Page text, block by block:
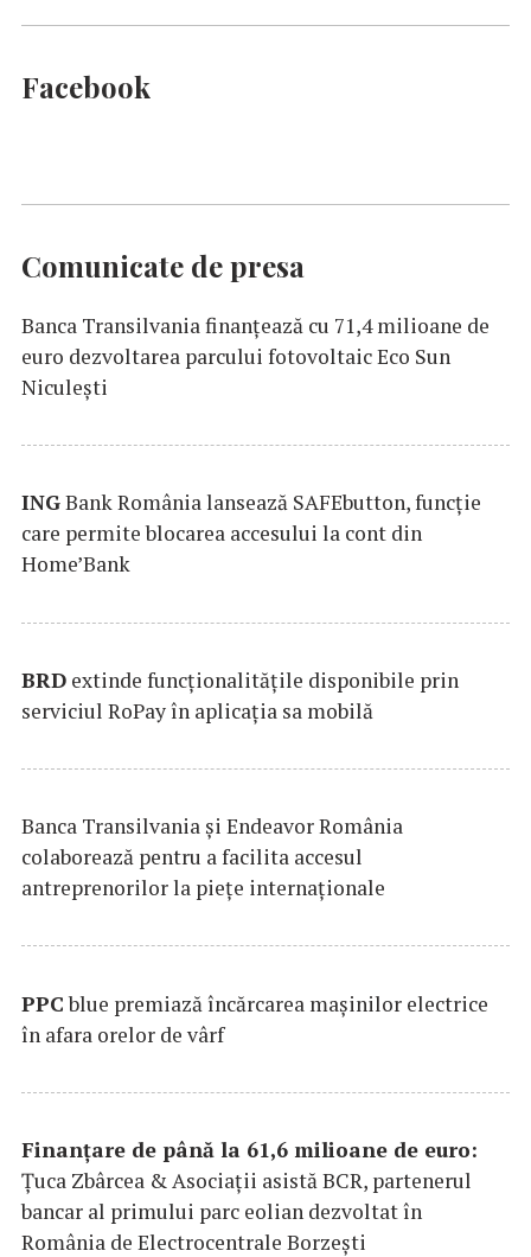
Facebook
Comunicate de presa
Banca Transilvania finanțează cu 71,4 milioane de
euro dezvoltarea parcului fotovoltaic Eco Sun
Niculești
INGBank România lansează SAFEbutton, funcţie
care permite blocarea accesului la cont din
Home’Bank
BRD extinde funcţionalităţile disponibile prin
serviciul RoPay în aplicaţia sa mobilă
Banca Transilvania şi Endeavor România
colaborează pentru a facilita accesul
antreprenorilor la pieţe internaţionale
PPCblue premiază încărcarea maşinilor electrice
în afara orelor de vârf
Finanțare de până la 61,6 milioane de euro:
Țuca Zbârcea & Asociații asistă BCR, partenerul
bancar al primului parc eolian dezvoltat în
România de Electrocentrale Borzești